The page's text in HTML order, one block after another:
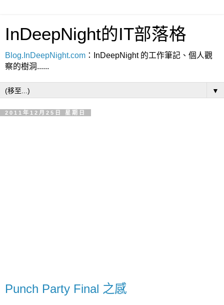
InDeepNight的IT部落格
Blog.InDeepNight.com ：InDeepNight 的工作筆記、個人觀
察的樹洞......
▼
2011年12月25日 星期日
Punch Party Final 之感